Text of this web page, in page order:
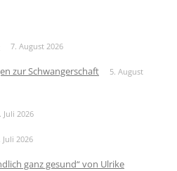
7. August 2026
zur Schwangerschaft
5. August
Juli 2026
Juli 2026
ganz gesund“ von Ulrike